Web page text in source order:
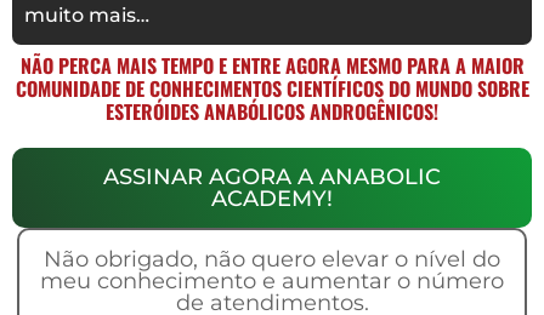
muito mais…
NÃO PERCA MAIS TEMPO E ENTRE AGORA MESMO PARA A MAIOR
COMUNIDADE DE CONHECIMENTOS CIENTÍFICOS DO MUNDO SOBRE
ESTERÓIDES ANABÓLICOS ANDROGÊNICOS!
ASSINAR AGORA A ANABOLIC
ACADEMY!
Não obrigado, não quero elevar o nível do
meu conhecimento e aumentar o número
de atendimentos.